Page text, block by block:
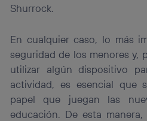
Shurrock.
En cualquier caso, lo más
seguridad de los menores y,
utilizar algún dispositivo
actividad, es esencial que
papel que juegan las
educación. De esta